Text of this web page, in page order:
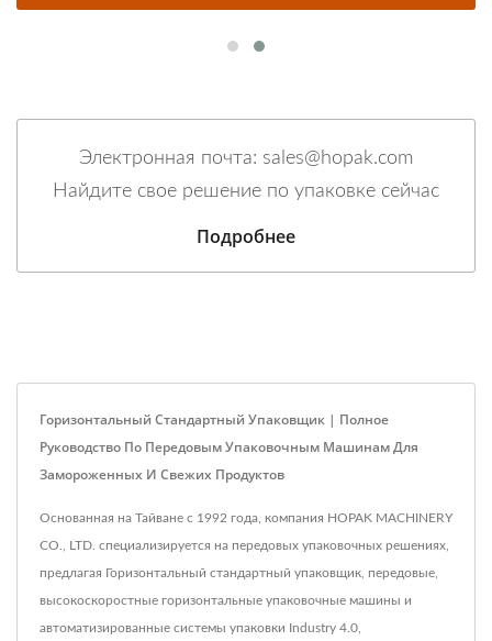
Электронная почта: sales@hopak.com
Найдите свое решение по упаковке сейчас
Подробнее
Горизонтальный Стандартный Упаковщик | Полное
Руководство По Передовым Упаковочным Машинам Для
Замороженных И Свежих Продуктов
Основанная на Тайване с 1992 года, компания HOPAK MACHINERY
CO., LTD. специализируется на передовых упаковочных решениях,
предлагая Горизонтальный стандартный упаковщик, передовые,
высокоскоростные горизонтальные упаковочные машины и
автоматизированные системы упаковки Industry 4.0,